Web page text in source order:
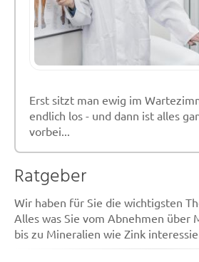
Erst sitzt man ewig im
endlich los - und dann ist alles
vorbei...
Ratgeber
Wir haben für Sie die wichtigsten
Alles was Sie vom Abnehmen über
bis zu Mineralien wie Zink